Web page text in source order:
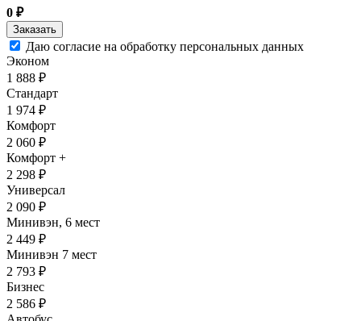
0 ₽
Даю согласие на обработку персональных данных
Эконом
1 888 ₽
Стандарт
1 974 ₽
Комфорт
2 060 ₽
Комфорт +
2 298 ₽
Универсал
2 090 ₽
Минивэн, 6 мест
2 449 ₽
Минивэн 7 мест
2 793 ₽
Бизнес
2 586 ₽